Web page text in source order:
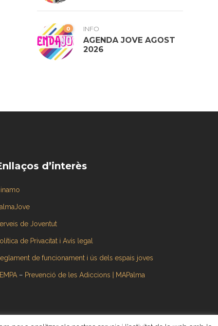
0 INFO
AGENDA JOVE AGOST
2026
d’interès
de Joventut
de Privacitat i Avís legal
de funcionament i ús dels espais joves
– Prevenció de les Adiccions | MAPalma